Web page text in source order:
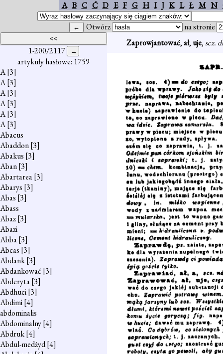
A B C Ć D E F G H I J K L Ł M N
Otwórz na stronie
1-200/2117
artykuły hasłowe: 1759
A[3]
A[3]
A[3]
A[3]
A[3]
A[3]
Abacus
Abaddon[3]
Abakus [3]
Aban[3]
Abartarea[3]
Abarys [3]
Abas [3]
Abass
Abaz[3]
Abazi
Abba[3]
Abcas [3]
Abdank[3]
Abdankować [3]
Abderyta[3]
Abdhuci[3]
Abdimi[4]
abdominalis
Abdominalny[4]
Abdruk[4]
Abdul-medżyd[4]
Zaprowjantować,ał, uje,scz.